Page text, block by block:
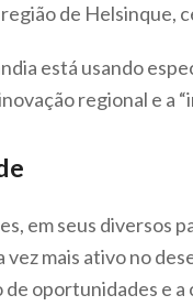
de Helsinque,
está usando
regional e a
em seus diversos
vez mais ativo no
oportunidades e